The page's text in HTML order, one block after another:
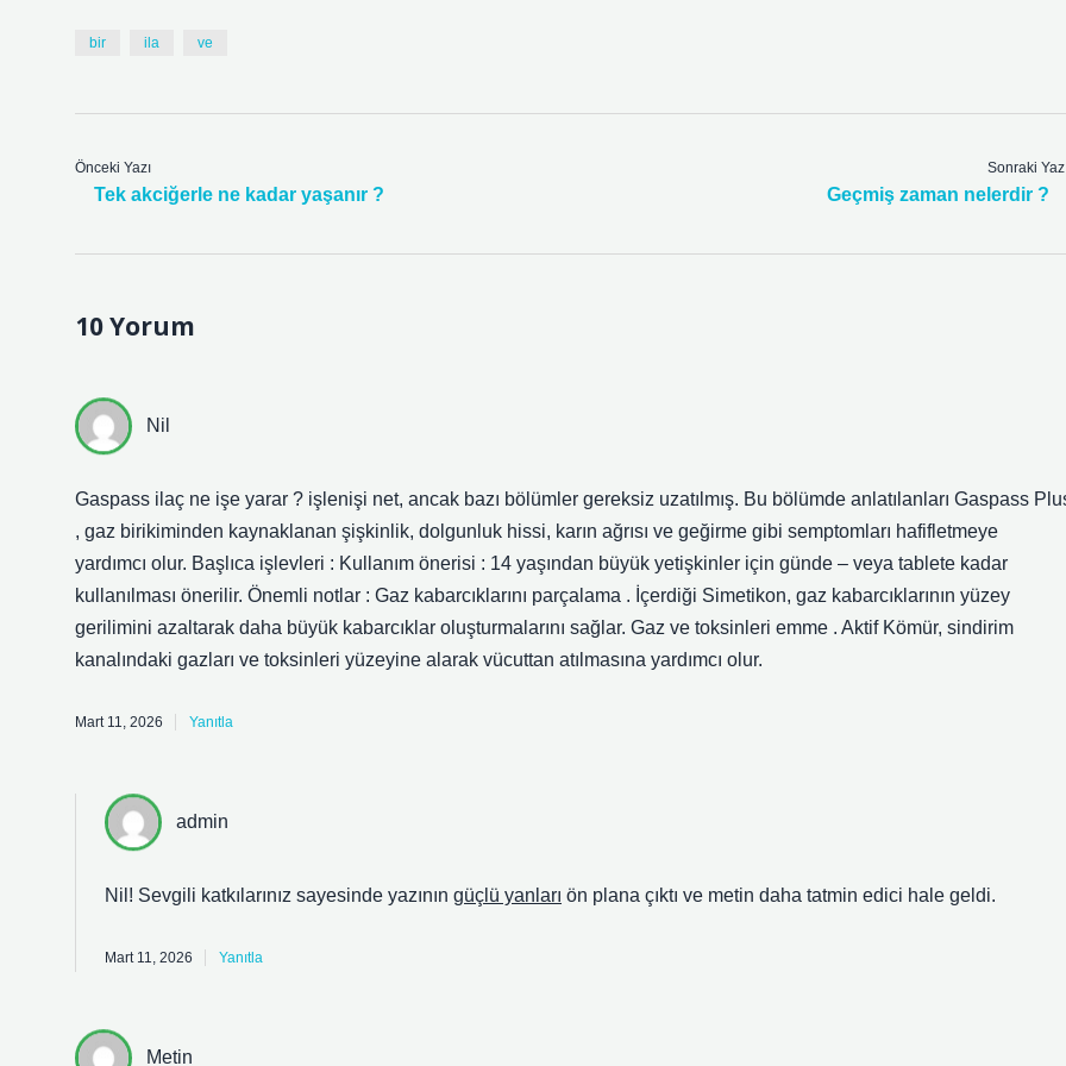
bir ila ve
Önceki Yazı
Tek akciğerle ne kadar yaşanır ?
Sonraki
Geçmiş zaman nelerdir ?
10 Yorum
Nil
Gaspass ilaç ne işe yarar ? işlenişi net, ancak bazı bölümler gereksiz uzatılmış. Bu bölümde anlatılanları Gaspass
, gaz birikiminden kaynaklanan şişkinlik, dolgunluk hissi, karın ağrısı ve geğirme gibi semptomları hafifletmeye
yardımcı olur. Başlıca işlevleri : Kullanım önerisi : 14 yaşından büyük yetişkinler için günde – veya tablete kadar
kullanılması önerilir. Önemli notlar : Gaz kabarcıklarını parçalama . İçerdiği Simetikon, gaz kabarcıklarının yüzey
gerilimini azaltarak daha büyük kabarcıklar oluşturmalarını sağlar. Gaz ve toksinleri emme . Aktif Kömür, sindirim
kanalındaki gazları ve toksinleri yüzeyine alarak vücuttan atılmasına yardımcı olur.
Mart 11, 2026 Yanıtla
admin
Nil! Sevgili katkılarınız sayesinde yazının güçlü yanları ön plana çıktı ve metin daha tatmin edici hale geldi.
Mart 11, 2026 Yanıtla
Metin